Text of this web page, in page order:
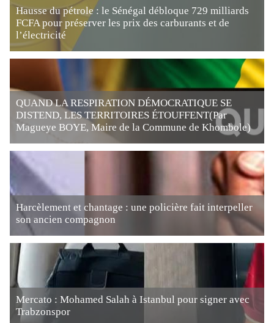
Hausse du pétrole : le Sénégal débloque 729 milliards
FCFA pour préserver les prix des carburants et de
l’électricité
QUAND LA RESPIRATION DÉMOCRATIQUE SE
DISTEND, LES TERRITOIRES ÉTOUFFENT(Par
Magueye BOYE, Maire de la Commune de Khombole)
Harcèlement et chantage : une policière fait interpeller
son ancien compagnon
Mercato : Mohamed Salah à Istanbul pour signer avec
Trabzonspor